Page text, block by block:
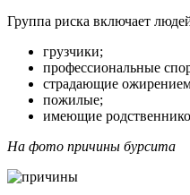
Группа риска включает
грузчики;
профессиональные
страдающие
пожилые;
имеющие
На фото причины бурсита